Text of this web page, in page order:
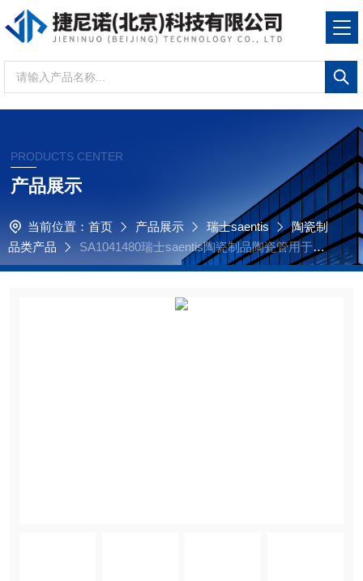
PRODUCTS CENTER
产品展示
当前位置： 首页 产品展示 瑞士saentis
陶瓷制
品类产品
SA1041480瑞士saentis陶瓷制品陶瓷管用于美
国Thermo